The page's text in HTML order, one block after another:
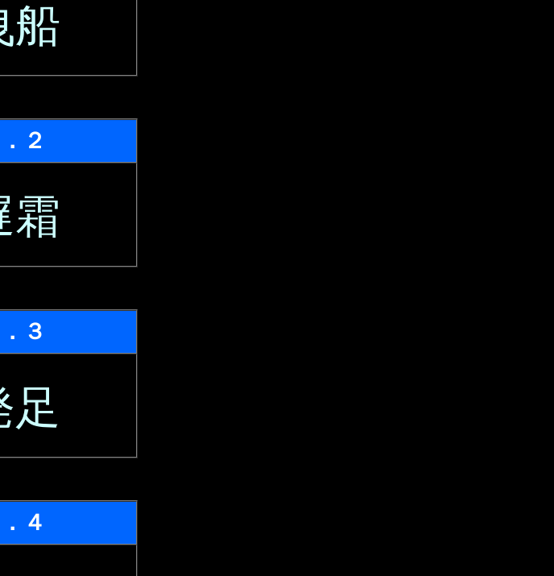
船
２
霜
３
足
４